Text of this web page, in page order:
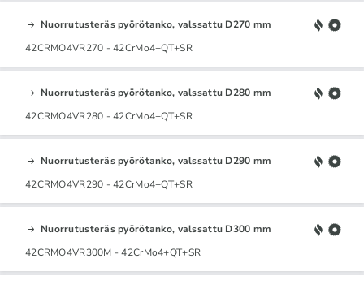
Nuorrutusteräs pyörötanko, valssattu D270 mm
42CRMO4VR270 - 42CrMo4+QT+SR
Nuorrutusteräs pyörötanko, valssattu D280 mm
42CRMO4VR280 - 42CrMo4+QT+SR
Nuorrutusteräs pyörötanko, valssattu D290 mm
42CRMO4VR290 - 42CrMo4+QT+SR
Nuorrutusteräs pyörötanko, valssattu D300 mm
42CRMO4VR300M - 42CrMo4+QT+SR